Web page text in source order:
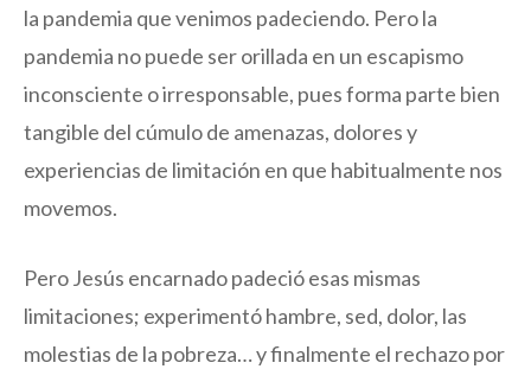
la pandemia que venimos padeciendo. Pero la
pandemia no puede ser orillada en un escapismo
inconsciente o irresponsable, pues forma parte bien
tangible del cúmulo de amenazas, dolores y
experiencias de limitación en que habitualmente nos
movemos.
Pero Jesús encarnado padeció esas mismas
limitaciones; experimentó hambre, sed, dolor, las
molestias de la pobreza… y finalmente el rechazo por